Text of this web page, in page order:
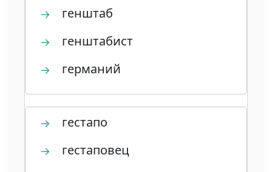
→ генштаб
→ генштабист
→ германий
→ гестапо
→ гестаповец